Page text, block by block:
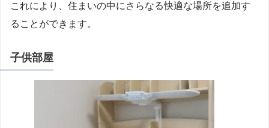
これにより、住まいの中にさらなる快適な場所を追加す
ることができます。
子供部屋